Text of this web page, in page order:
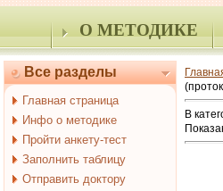
О МЕТОДИКЕ
Все разделы
Главная страница
Инфо о методике
Пройти анкету-тест
Заполнить таблицу
Отправить доктору
В